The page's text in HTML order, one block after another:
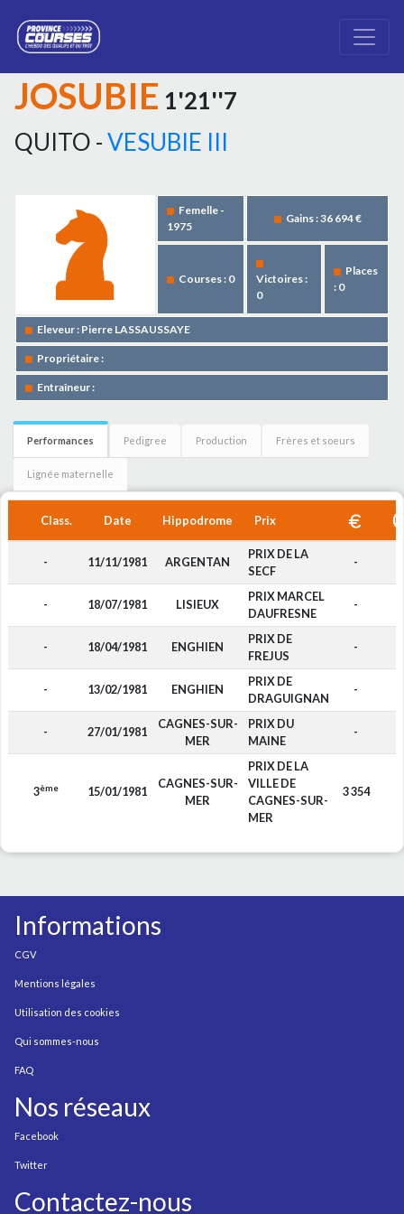
JOSUBIE 1'21''7
QUITO -VESUBIE III
Femelle -
1975
Gains : 36 694 €
Courses : 0
Victoires :
0
Places
: 0
Eleveur : Pierre LASSAUSSAYE
Propriétaire :
Entraîneur :
Performances Pedigree Production Frères et soeurs
Lignée maternelle
Class. Date Hippodrome Prix
- 11/11/1981 ARGENTAN
PRIX DE LA
SECF
-
- 18/07/1981 LISIEUX
PRIX MARCEL
DAUFRESNE
-
- 18/04/1981 ENGHIEN
PRIX DE
FREJUS
-
- 13/02/1981 ENGHIEN
PRIX DE
DRAGUIGNAN
-
- 27/01/1981
CAGNES-SUR-
MER
PRIX DU
MAINE
-
3ème 15/01/1981
CAGNES-SUR-
MER
PRIX DE LA
VILLE DE
CAGNES-SUR-
MER
3 354
Informations
CGV
Mentions légales
Utilisation des cookies
Qui sommes-nous
FAQ
Nos réseaux
Facebook
Twitter
Contactez-nous